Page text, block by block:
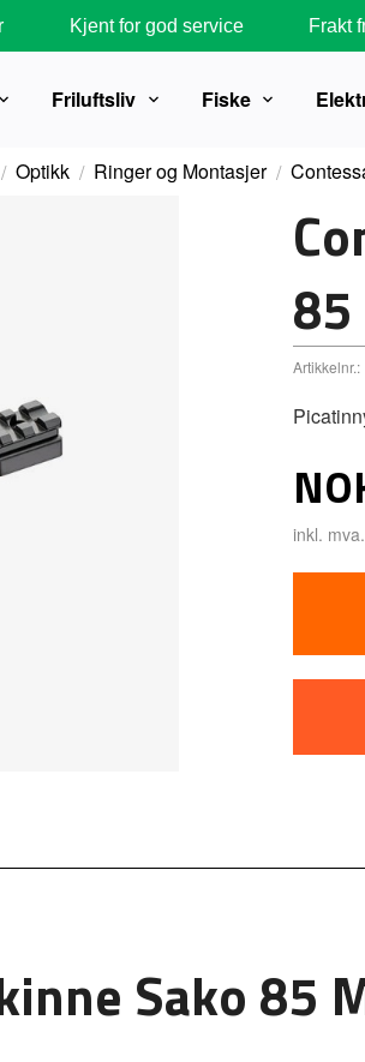
Kjent for god service Frakt
Friluftsliv Fiske
Optikk Ringer og Montasjer
Artikkelnr.:
Pris
inkl. mva.
Sako 85